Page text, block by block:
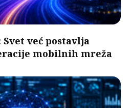
Svet već postavlja
mobilnih mreža